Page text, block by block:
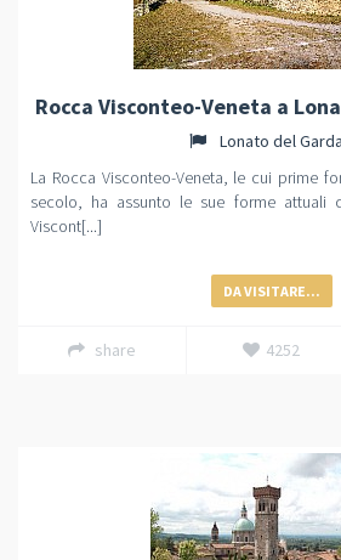
Rocca Visconteo-Veneta a
Lonato del Garda
La Rocca Visconteo-Veneta, le cui prime
secolo, ha assunto le sue forme attuali
Viscont[...]
DA VISITARE...
share 4252